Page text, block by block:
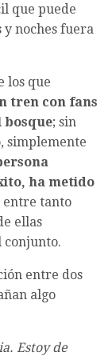
que puede
noches fuera
los que
tren con fans
bosque; sin
simplemente
ha metido
entre tanto
ellas
conjunto.
entre dos
algo
Estoy de